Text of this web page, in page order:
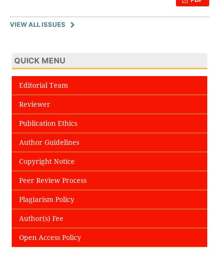
VIEW ALL ISSUES
QUICK MENU
Editorial Team
Reviewer
Publication Ethics
Author Guidelines
Copyright Notice
Peer Review Process
Plagiarism Policy
Author(s) Fee
Open Access Policy